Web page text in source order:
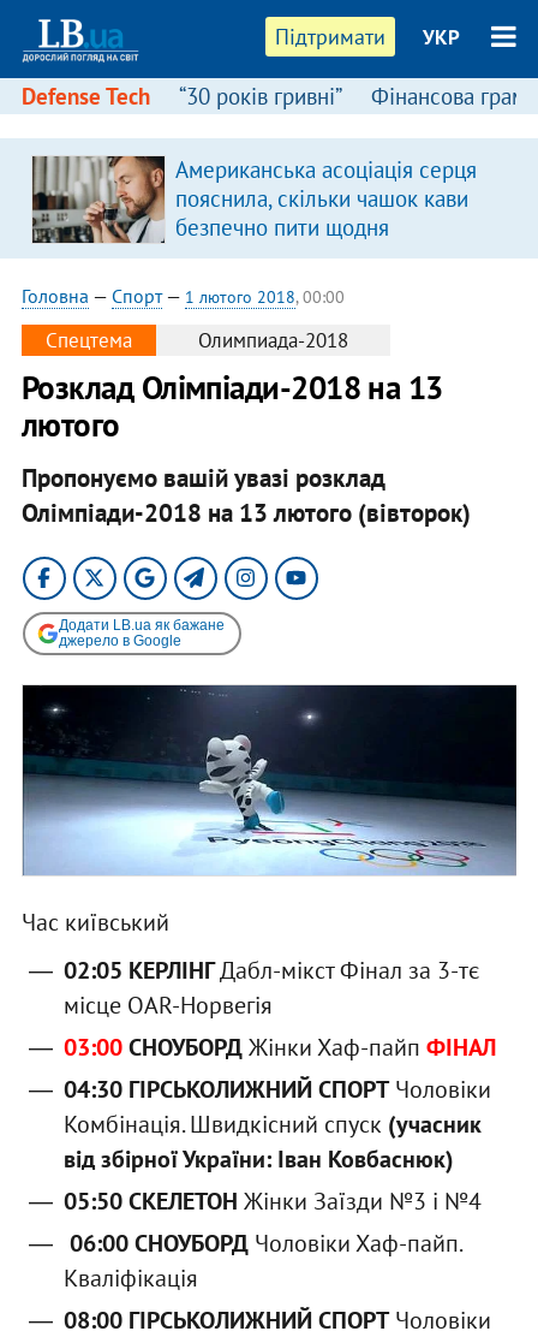
Підтримати УКР
Defense Tech “30 років гривні” Фінансова
Американська асоціація серця
пояснила, скільки чашок кави
безпечно пити щодня
Головна — Спорт— 1 лютого 2018, 00:00
Спецтема Олимпиада-2018
Розклад Олімпіади-2018 на 13
лютого
Пропонуємо вашій увазі розклад
Олімпіади-2018 на 13 лютого (вівторок)
Додати LB.ua як бажане
джерело в Google
Час київський
02:05 КЕРЛІНГДабл-мікст Фінал за 3-тє
місце OAR-Норвегія
03:00СНОУБОРДЖінки Хаф-пайп ФІНАЛ
04:30 ГІРСЬКОЛИЖНИЙ СПОРТЧоловіки
Комбінація. Швидкісний спуск (учасник
від збірної України: Іван Ковбаснюк)
05:50 СКЕЛЕТОН Жінки Заїзди №3 і №4
06:00 СНОУБОРДЧоловіки Хаф-пайп.
Кваліфікація
08:00 ГІРСЬКОЛИЖНИЙ СПОРТЧоловіки